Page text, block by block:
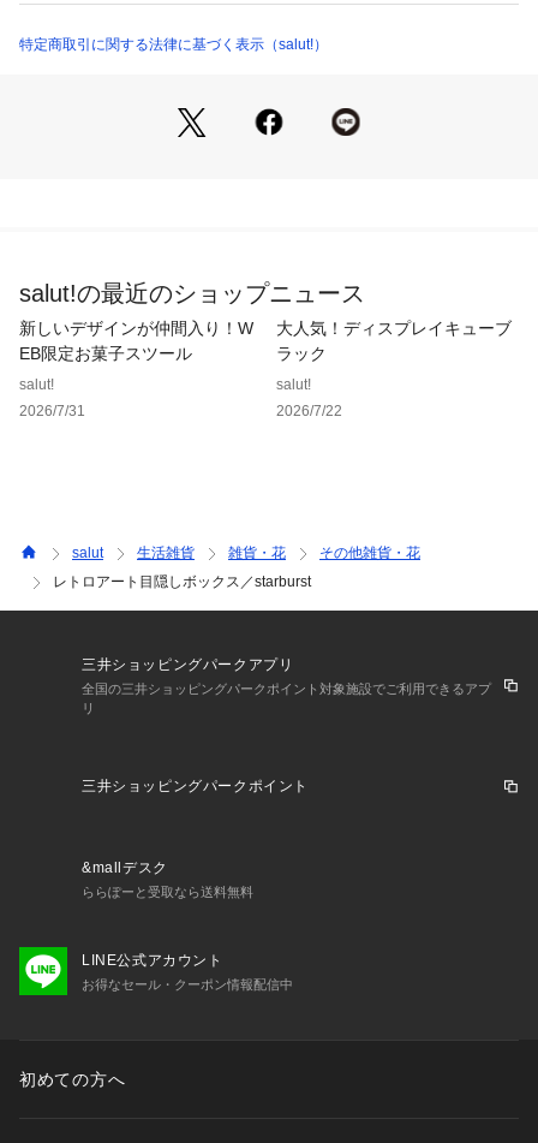
●収納したいもののサイズに合わせて棚板を取り外しできま
空間を演出してくれる実用的なアイテムです。
※素材・加工の特性上、表面に傷やヘコみ・塗装欠け・汚れが
見受けられる可能性がございます。製品の不具合ではございま
せんのでご了承ください。
で、怪我をしないようご注意ください。
※お届け時に塗料特有のにおいがある場合がございます。塗料
特定商取引に関する法律に基づく表示（salut!）
salut!の最近のショップニュース
新しいデザインが仲間入り！W
EB限定お菓子スツール
salut!
2026/7/31
大人気！ディスプレイキューブ
ラック
salut!
2026/7/22
salut 生活雑貨 雑貨・花
その他雑貨・花
レトロアート目隠しボックス／starburst
三井ショッピングパークアプリ
全国の三井ショッピングパークポイント対象施設でご利用できるアプ
リ
三井ショッピングパークポイント
&mallデスク
ららぽーと受取なら送料無料
LINE公式アカウント
お得なセール・クーポン情報配信中
初めての方へ